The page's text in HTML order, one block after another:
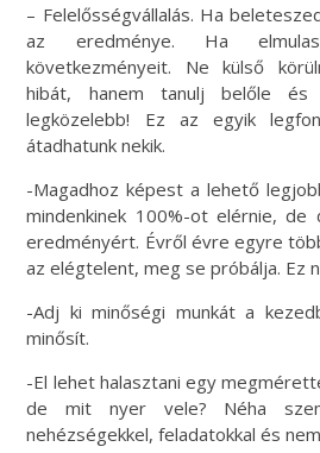
– Felelősségvállalás. Ha
az eredménye. Ha
következményeit. Ne külső
hibát, hanem tanulj belőle
legközelebb! Ez az egyik
átadhatunk nekik.
-Magadhoz képest a lehető
mindenkinek 100%-ot elérnie, de
eredményért. Évről évre egyre
az elégtelent, meg se próbálja. Ez
-Adj ki minőségi munkát a
minősít.
-El lehet halasztani egy
de mit nyer vele? Néha
nehézségekkel, feladatokkal és